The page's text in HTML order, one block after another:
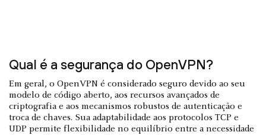
Qual é a segurança do OpenVPN?
Em geral, o OpenVPN é considerado seguro devido ao seu
modelo de código aberto, aos recursos avançados de
criptografia e aos mecanismos robustos de autenticação e
troca de chaves. Sua adaptabilidade aos protocolos TCP e
UDP permite flexibilidade no equilíbrio entre a necessidade